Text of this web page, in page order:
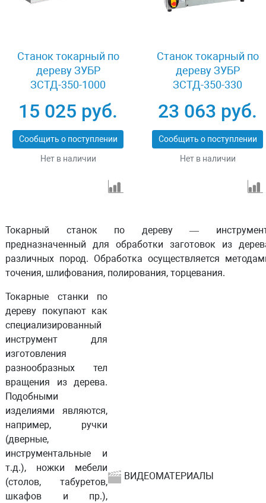
Станок токарный по
дереву ЗУБР
ЗСТД-350-1000
15 025 руб.
Сообщить о поступлении
Нет в наличии
Станок токарный по
дереву ЗУБР
ЗСТД-350-330
23 063 руб.
Сообщить о поступлении
Нет в наличии
Токарный станок по дереву —
предназначенный для обработки заготовок из
различных пород. Обработка осуществляется
точения, шлифования, полирования, торцевания.
Токарные станки по
дереву покупают как
специализированный
инструмент для
изготовления
разнообразных тел
вращения из дерева.
Подобными
изделиями являются,
например, ручки
(дверные,
инструментальные и
т.д.), ножки мебели
(столов, табуретов,
шкафов и пр.),
ВИДЕОМАТЕРИАЛЫ